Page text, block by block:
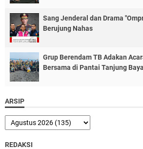
Sang Jenderal dan Drama
Berujung Nahas
Grup Berendam TB Adakan
Bersama di Pantai Tanjung
ARSIP
REDAKSI